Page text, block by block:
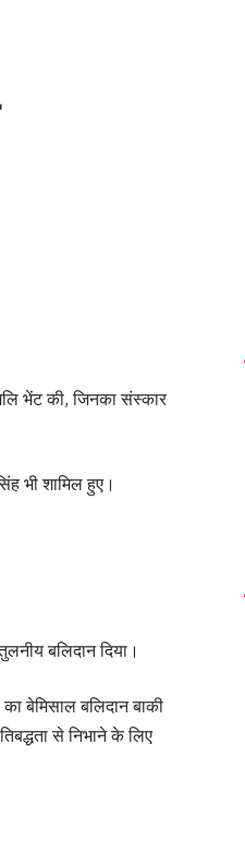
भेंट की, जिनका संस्कार
भी शामिल हुए।
बलिदान दिया।
बेमिसाल बलिदान बाकी
से निभाने के लिए